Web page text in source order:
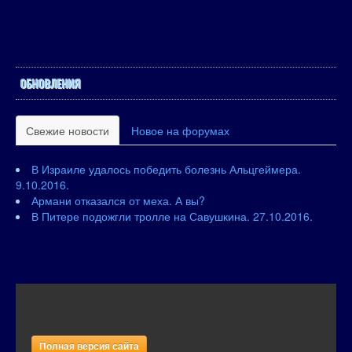
ОБНОВЛЕНИЯ
Свежие новости Новое на форумах
В Израиле удалось победить болезнь Альцгеймера.
9.10.2016.
Армани отказался от меха. А вы?
В Питере подожгли тролле на Савушкина. 27.10.2016.
Полная версия сайта